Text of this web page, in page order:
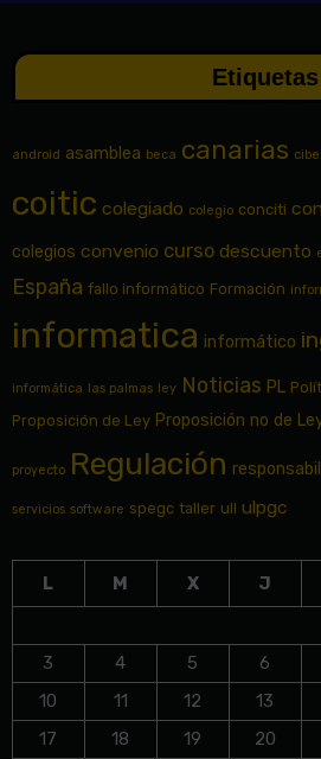
Etiquetas
android asamblea beca canarias
coitic colegiado colegio conciti
colegios convenio curso descuento
España fallo informático Formación
informatica informático
informática las palmas ley Noticias PL
Proposición de Ley Proposición no de
proyecto Regulación
servicios software spegc taller ull ulpgc
L M X J
3
4 5 6
10
11 12 13
17
18 19 20